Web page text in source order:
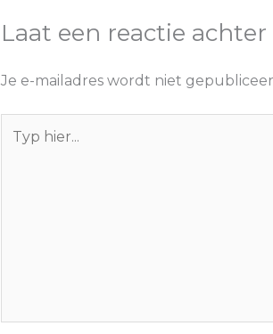
Laat een reactie achter
Je e-mailadres wordt niet
hier...